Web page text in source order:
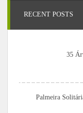
RECENT POSTS
35
Palmeira